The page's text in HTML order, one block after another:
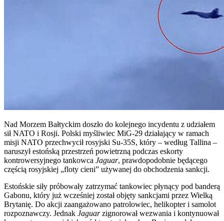
Nad Morzem Bałtyckim doszło do kolejnego incydentu z udziałem
sił NATO i Rosji. Polski myśliwiec MiG-29 działający w ramach
misji NATO przechwycił rosyjski Su-35S, który – według Tallina –
naruszył estońską przestrzeń powietrzną podczas eskorty
kontrowersyjnego tankowca Jaguar, prawdopodobnie będącego
częścią rosyjskiej „floty cieni” używanej do obchodzenia sankcji.
Estońskie siły próbowały zatrzymać tankowiec płynący pod banderą
Gabonu, który już wcześniej został objęty sankcjami przez Wielką
Brytanię. Do akcji zaangażowano patrolowiec, helikopter i samolot
rozpoznawczy. Jednak Jaguarzignorował wezwania i kontynuował